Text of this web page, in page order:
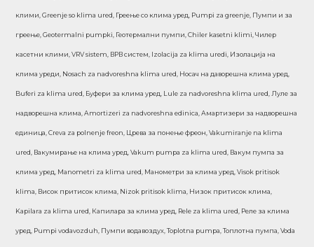
клими, Greenje so klima ured, Греење со клима уред, Pumpi za greenje, Пумпи и за
греење, Geotermalni pumpki, Геотермални пумпи, Chiler kasetni klimi, Чилер
касетни клими, VRV sistem, ВРВ систем, Izolacija za klima uredi, Изолација на
клима уреди, Nosach za nadvoreshna klima ured, Носач на даворешна клима уред,
Buferi za klima ured, Буфери за клима уред, Lule za nadvoreshna klima ured, Луле за
надворешна клима, Amortizeri za nadvoreshna edinica, Амартизери за надворешна
единица, Creva za polnenje freon, Црева за понење фреон, Vakumiranje na klima
ured, Вакумирање на клима уред, Vakum pumpa za klima ured, Вакум пумпа за
клима уред, Manometri za klima ured, Манометри за клима уред, Visok pritisok
klima, Висок притисок клима, Nizok pritisok klima, Низок притисок клима,
Kapilara za klima ured, Капилара за клима уред, Rele za klima ured, Реле за клима
уред, Pumpi vodavozduh, Пумпи водавоздух, Toplotna pumpa, Топлотна пумпа, Voda